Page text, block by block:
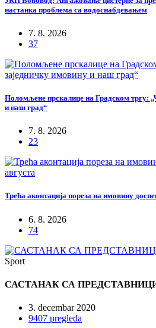
настанка проблема са водоснабдевањем
7. 8. 2026
37
Поломљене прскалице на Градском тргу:
и наш град“
7. 8. 2026
23
Трећа аконтација пореза на имовину
6. 8. 2026
74
Sport
САСТАНАК СА
3. decembar 2020
9407 pregleda